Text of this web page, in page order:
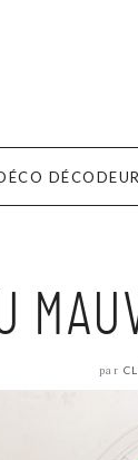
DÉCODEUR
par